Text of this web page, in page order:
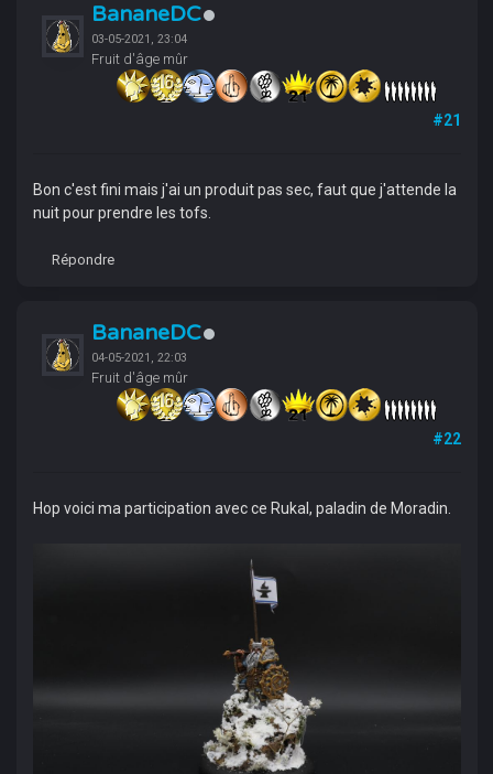
BananeDC
03-05-2021, 23:04
Fruit d'âge mûr
#21
Bon c'est fini mais j'ai un produit pas sec, faut que j'attende la
nuit pour prendre les tofs.
Répondre
BananeDC
04-05-2021, 22:03
Fruit d'âge mûr
#22
Hop voici ma participation avec ce Rukal, paladin de Moradin.